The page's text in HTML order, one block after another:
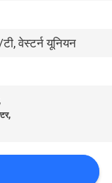
वेस्टर्न यूनियन
,